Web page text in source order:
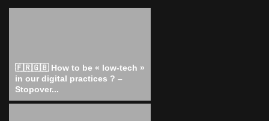
🇫🇷🇬🇧 How to be « low-tech »
in our digital practices ? –
Stopover...